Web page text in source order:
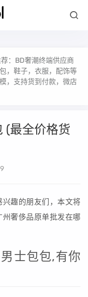
：BD奢潮终端供应商
，鞋子，衣服，配饰等
，支持货到付款，微店
(最全价格货
趣的朋友们，本文将
奢侈品原单批发在哪
士包包,有你